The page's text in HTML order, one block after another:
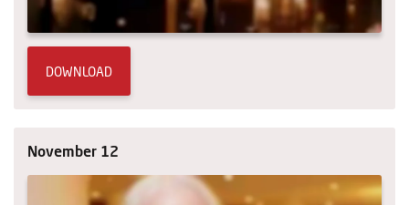
DOWNLOAD
November 12